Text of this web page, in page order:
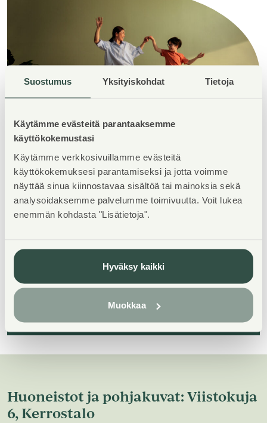
Suostumus Yksityiskohdat Tietoja
Käytämme evästeitä parantaaksemme
käyttökokemustasi
Käytämme verkkosivuillamme evästeitä
käyttökokemuksesi parantamiseksi ja jotta voimme
näyttää sinua kiinnostavaa sisältöä tai mainoksia sekä
analysoidaksemme palvelumme toimivuutta. Voit lukea
enemmän kohdasta "Lisätietoja".
Hyväksy kaikki
Muokkaa
Lataa esite Viistokujan
kohteestamme
Huoneistot ja pohjakuvat: Viistokuja
6, Kerrostalo